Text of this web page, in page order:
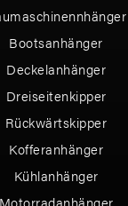
Bootsanhänger
Deckelanhänger
Dreiseitenkipper
Rückwärtskipper
Kofferanhänger
Kühlanhänger
Motorradanhänger